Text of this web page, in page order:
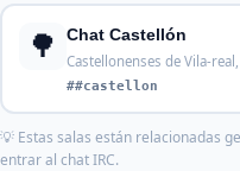
🌳
Chat Castellón
Castellonenses de Vila-
##castellon
💡 Estas salas están relacionadas
entrar al chat IRC.